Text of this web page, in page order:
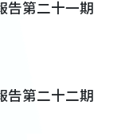
告第二十一期
告第二十二期